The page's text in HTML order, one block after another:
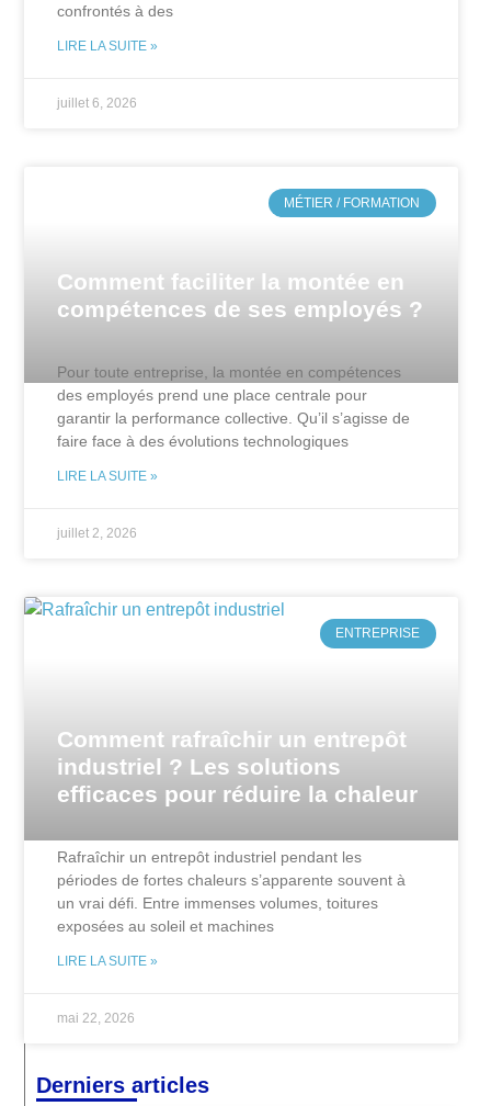
Derniers articles
confrontés à des
LIRE LA SUITE »
juillet 6, 2026
MÉTIER / FORMATION
Comment faciliter la montée en
compétences de ses employés ?
Pour toute entreprise, la montée en compétences
des employés prend une place centrale pour
garantir la performance collective. Qu’il s’agisse de
faire face à des évolutions technologiques
LIRE LA SUITE »
juillet 2, 2026
ENTREPRISE
Comment rafraîchir un entrepôt
industriel ? Les solutions
efficaces pour réduire la chaleur
Rafraîchir un entrepôt industriel pendant les
périodes de fortes chaleurs s’apparente souvent à
un vrai défi. Entre immenses volumes, toitures
exposées au soleil et machines
LIRE LA SUITE »
mai 22, 2026